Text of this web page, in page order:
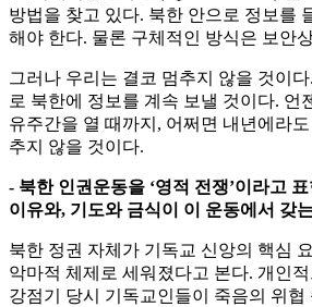
방법을 찾고 있다. 북한 안으로 정보를
해야 한다. 물론 구체적인 방식은 보안
그러나 우리는 결코 멈추지 않을 것이
로 북한에 정보를 계속 보낼 것이다. 언
유주간을 열 때까지, 어쩌면 내년에라
추지 않을 것이다.
- 북한 인권운동을 ‘영적 전쟁’이라고
이유와, 기도와 금식이 이 운동에서 갖
북한 정권 자체가 기독교 신앙의 핵심
악마적 체제로 세워졌다고 본다. 개인
강점기 당시 기독교인들이 죽음의 위협